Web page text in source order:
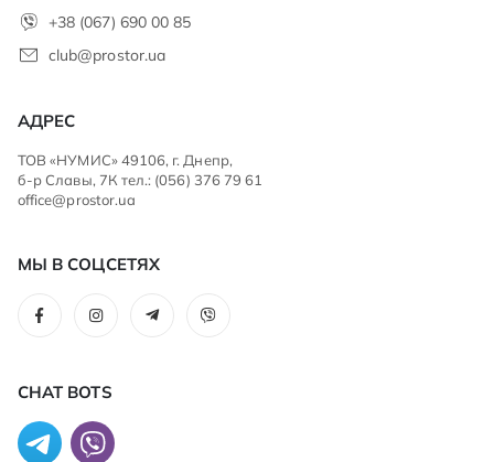
+38 (067) 690 00 85
club@prostor.ua
АДРЕС
ТОВ «НУМИС» 49106, г. Днепр,
б-р Славы, 7К тел.: (056) 376 79 61
office@prostor.ua
МЫ В СОЦСЕТЯХ
CHAT BOTS